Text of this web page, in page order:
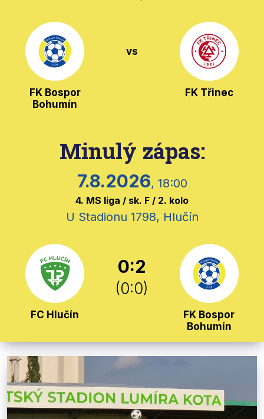
FK Bospor
Bohumín
vs
FK Třinec
Minulý zápas:
7.8.2026, 18:00
4. MS liga / sk. F / 2. kolo
U Stadionu 1798, Hlučín
FC Hlučín
0:2
(0:0)
FK Bospor
Bohumín